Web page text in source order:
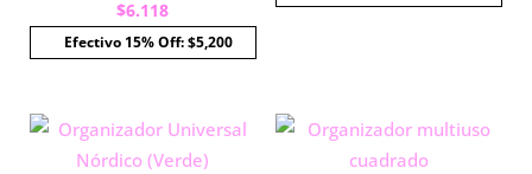
$6.118
Efectivo 15% Off: $5,200